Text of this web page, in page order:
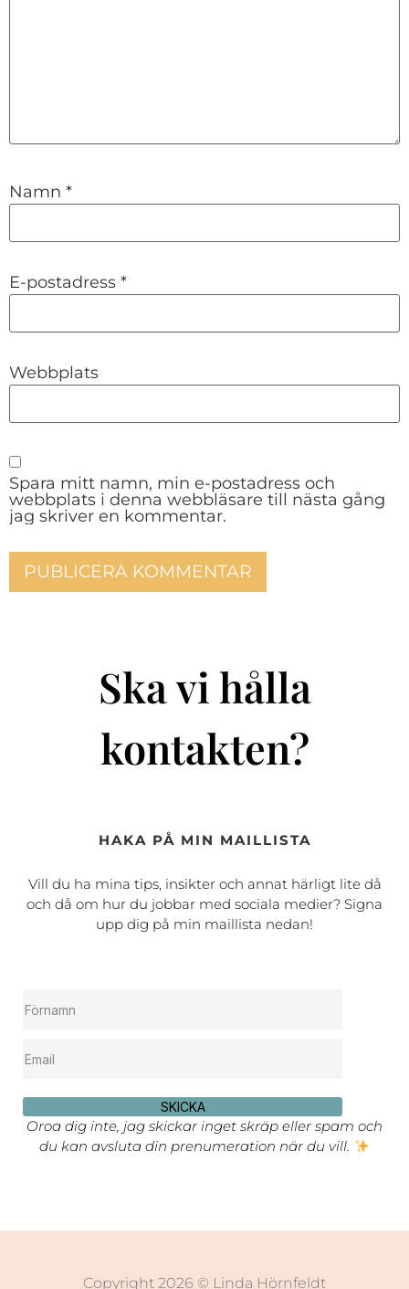
Namn *
E-postadress *
Webbplats
Spara mitt namn, min e-postadress och
webbplats i denna webbläsare till nästa gång
jag skriver en kommentar.
Ska vi hålla
kontakten?
HAKA PÅ MIN MAILLISTA
Vill du ha mina tips, insikter och annat härligt lite då
och då om hur du jobbar med sociala medier? Signa
upp dig på min maillista nedan!
SKICKA
Oroa dig inte, jag skickar inget skräp eller spam och
du kan avsluta din prenumeration när du vill.
Copyright 2026 © Linda Hörnfeldt